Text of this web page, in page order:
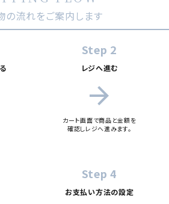
の流れをご案内します
Step 2
レジへ進む
arrow_forward
カート画面で商品と金額を
確認しレジへ進みます。
Step 4
お支払い方法の設定